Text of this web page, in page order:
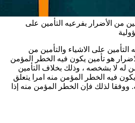
من الأضرار بفرعيه التأمين على
التأمين على الاشياء والتأمين من
هو تأمين يكون فيه الخطر المؤمن
له لا بشخصه ، وذلك بخلاف التأمين
فيه الخطر المؤمن منه امرا يتعلق
لذلك فإن الخطر المؤمن منه إذا